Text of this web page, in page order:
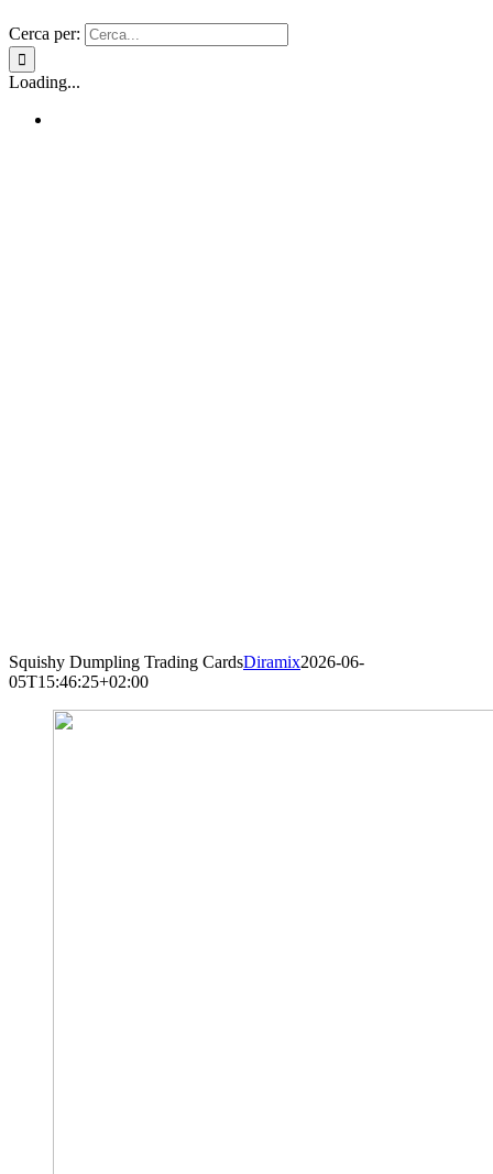
Cerca per:
Loading...
Squishy Dumpling Trading CardsDiramix2026-06-
05T15:46:25+02:00